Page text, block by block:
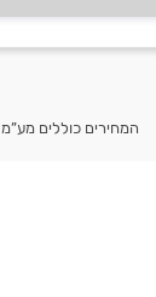
המחירים כוללים מע”מ